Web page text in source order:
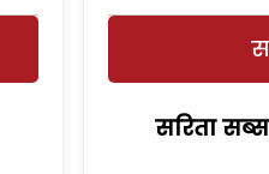
सरिता